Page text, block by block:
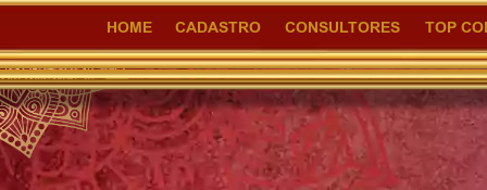
HOME CADASTRO CONSULTORES TOP